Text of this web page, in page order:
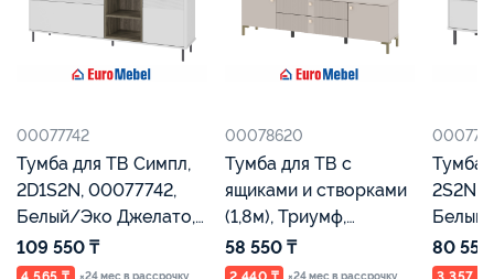
00077742
Тумба для ТВ Симпл,
2D1S2N, 00077742,
Белый/Эко Джелато,
Евромебель
109 550 ₸
×24 мес в рассрочку
00078620
Тумба для ТВ с
ящиками и створками
(1,8м), Триумф,
00078620, Меланж
BS/Меланж,
58 550 ₸
×24 мес в рассрочку
Тумба
2S2N,
80